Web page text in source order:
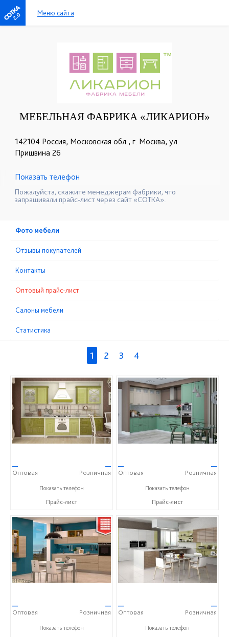
2.0 Меню сайта
МЕБЕЛЬНАЯ ФАБРИКА «ЛИКАРИОН»
142104 Россия, Московская обл., г. Москва, ул.
Пришвина 26
☎+7 (903) 522-59-49
Показать телефон
Пожалуйста, скажите менеджерам фабрики, что
запрашивали прайс-лист через сайт «СОТКА».
Фото мебели
Отзывы покупателей
Контакты
Оптовый прайс-лист
Cалоны мебели
Статистика
1 2 3 4
—
Оптовая
—
Розничная
+7 (903) 522-59-49
Показать телефон
Прайс-лист
—
Оптовая
—
Розничная
+7 (903) 522-59-49
Показать телефон
Прайс-лист
—
Оптовая
—
Розничная
+7 (903) 522-59-49
Показать телефон
—
Оптовая
—
Розничная
+7 (903) 522-59-49
Показать телефон